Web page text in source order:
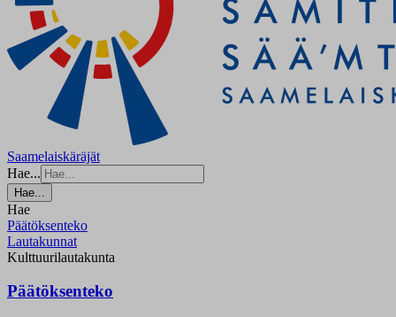
Saamelaiskäräjät
Hae...
Hae...
Hae
Päätöksenteko
Lautakunnat
Kulttuurilautakunta
Päätöksenteko